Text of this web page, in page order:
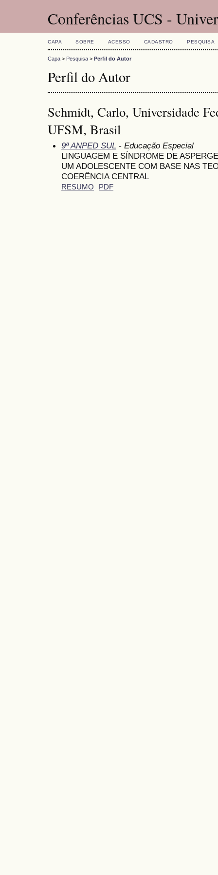
Conferências UCS -
CAPA SOBRE ACESSO CADASTRO PESQUISA
Capa > Pesquisa > Perfil do Autor
Perfil do Autor
Schmidt, Carlo, Universidade
UFSM, Brasil
9ª ANPED SUL - Educação Especial
LINGUAGEM E SÍNDROME DE
UM ADOLESCENTE COM BASE NAS
COERÊNCIA CENTRAL
RESUMO PDF